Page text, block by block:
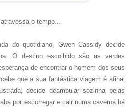
o tempo...
do quotidiano, Gwen Cassidy decide
O destino escolhido são as verdes
de encontrar o homem dos seus
que a sua fantástica viagem é afinal
decide deambular sozinha pelas
por escorregar e cair numa caverna há